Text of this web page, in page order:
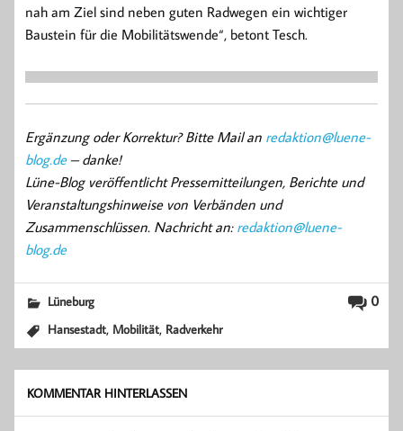
nah am Ziel sind neben guten Radwegen ein wichtiger
Baustein für die Mobilitätswende“, betont Tesch.
Ergänzung oder Korrektur? Bitte Mail an redaktion@luene-
blog.de– danke!
Lüne-Blog veröffentlicht Pressemitteilungen, Berichte und
Veranstaltungshinweise von Verbänden und
Zusammenschlüssen. Nachricht an: redaktion@luene-
blog.de
0
Lüneburg
Hansestadt, Mobilität, Radverkehr
KOMMENTAR HINTERLASSEN